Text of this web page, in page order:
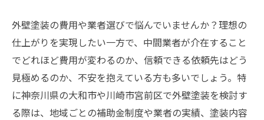
外壁塗装の費用や業者選びで悩んでいませんか？理想の
仕上がりを実現したい一方で、中間業者が介在すること
でどれほど費用が変わるのか、信頼できる依頼先はどう
見極めるのか、不安を抱えている方も多いでしょう。特
に神奈川県の大和市や川崎市宮前区で外壁塗装を検討す
る際は、地域ごとの補助金制度や業者の実績、塗装内容